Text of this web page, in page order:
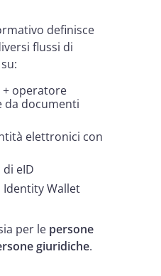
definisce
flussi di
+ operatore
da documenti
elettronici con
eID
Identity Wallet
per le persone
giuridiche.